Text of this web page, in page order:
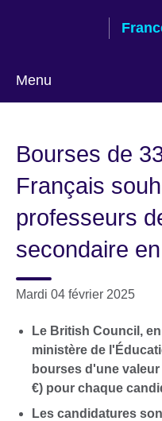
Menu
language
Bourses de
Français
professeurs
secondaire
Mardi 04 février 2025
Le British Council,
ministère de
bourses d'une valeur
€) pour chaque
Les candidatures